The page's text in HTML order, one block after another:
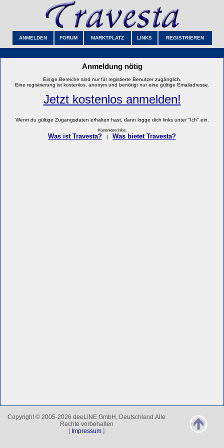
ANMELDEN FORUM MARKTPLATZ LINKS REGISTRIEREN
Anmeldung nötig
Einige Bereiche sind nur für registierte Benutzer zugänglich.
Eine registrierung ist kostenlos, anonym und benötigt nur eine gültige Emailadresse.
Jetzt kostenlos anmelden!
Wenn du gültige Zugangsdaten erhalten hast, dann logge dich links unter "Ich" ein.
Kostenlose Infos:
Was ist Travesta? Was bietet Travesta?
Copyright © 2005-2026 deeLINE GmbH, Deutschland.Alle
Rechte vorbehalten
[ Impressum ]